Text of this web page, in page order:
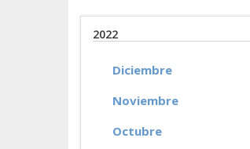
2022
Diciembre
Noviembre
Octubre